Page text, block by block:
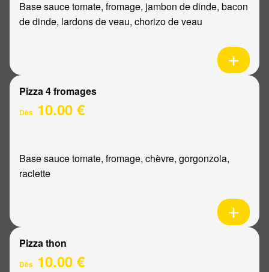
Base sauce tomate, fromage, jambon de dinde, bacon
de dinde, lardons de veau, chorizo de veau
Pizza 4 fromages
Dès 10.00 €
Base sauce tomate, fromage, chèvre, gorgonzola,
raclette
Pizza thon
Dès 10.00 €